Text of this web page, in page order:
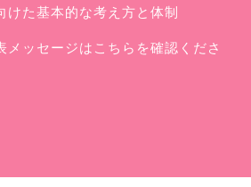
けた基本的な考え方と体制
メッセージはこちらを確認くださ